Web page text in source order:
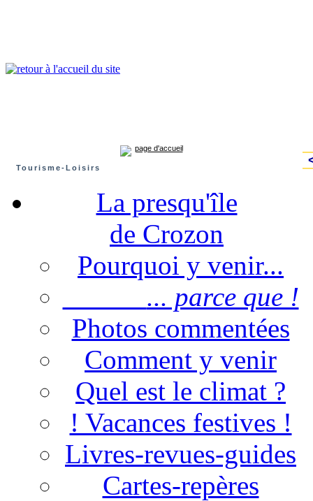
page d'accueil
Tourisme-Loisirs
La presqu'île
de Crozon
Pourquoi y venir...
... parce que !
Photos commentées
Comment y venir
Quel est le climat ?
! Vacances festives !
Livres-revues-guides
Cartes-repères